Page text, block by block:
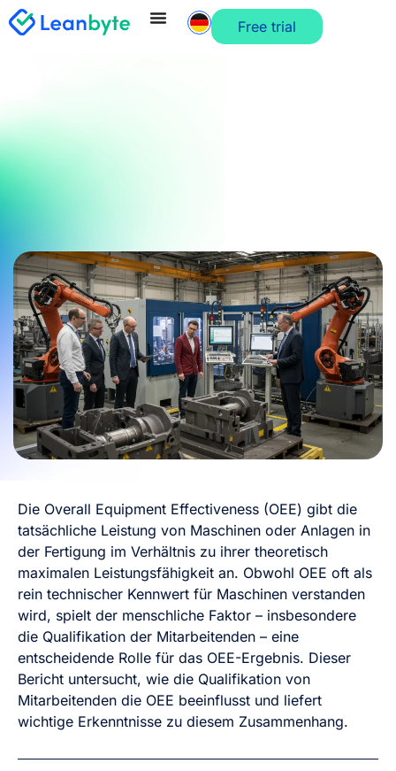
Free trial
Die Overall Equipment Effectiveness (OEE) gibt die
tatsächliche Leistung von Maschinen oder Anlagen in
der Fertigung im Verhältnis zu ihrer theoretisch
maximalen Leistungsfähigkeit an. Obwohl OEE oft als
rein technischer Kennwert für Maschinen verstanden
wird, spielt der menschliche Faktor – insbesondere
die Qualifikation der Mitarbeitenden – eine
entscheidende Rolle für das OEE-Ergebnis. Dieser
Bericht untersucht, wie die Qualifikation von
Mitarbeitenden die OEE beeinflusst und liefert
wichtige Erkenntnisse zu diesem Zusammenhang.